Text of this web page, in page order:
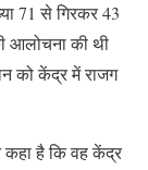
71 से गिरकर 43
आलोचना की थी
को केंद्र में राजग
कहा है कि वह केंद्र